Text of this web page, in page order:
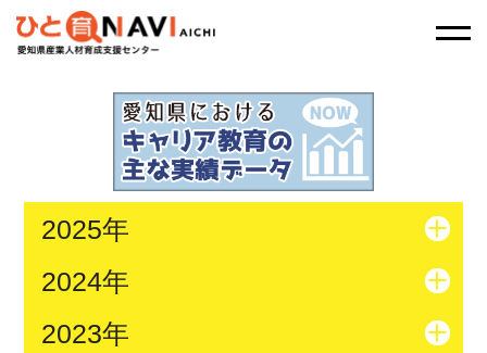
2025年
2024年
2023年